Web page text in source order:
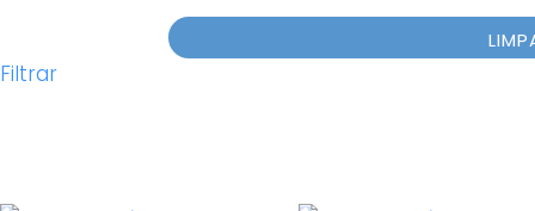
Filtrar